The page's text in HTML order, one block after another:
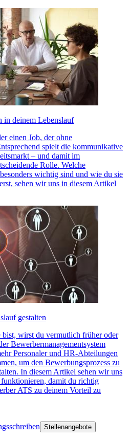
deinem Lebenslauf
einen Job, der ohne
spielt die kommunikative
– und damit im
Rolle. Welche
wichtig sind und wie du sie
sehen wir uns in diesem Artikel
gestalten
bist, wirst du vermutlich früher oder
Bewerbermanagementsystem
Personaler und HR-Abteilungen
um den Bewerbungsprozess zu
In diesem Artikel sehen wir uns
damit du richtig
ATS zu deinem Vorteil zu
Stellenangebote